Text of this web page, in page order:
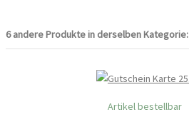
6 andere Produkte in derselben Kategorie:
Artikel bestellbar